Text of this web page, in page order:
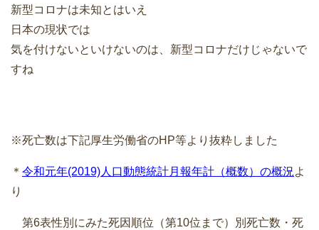
新型コロナは未知とはいえ
日本の現状では
気を付けないといけないのは、新型コロナだけじゃないで
すね
※死亡数は下記厚生労働省のHP等より抜粋しました
＊ 令和元年(2019)人口動態統計月報年計（概数）の概況よ
り
第6表性別にみた死因順位（第10位まで）別死亡数・死